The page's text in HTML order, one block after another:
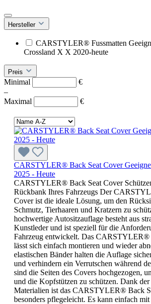
Hersteller
CARSTYLER® Fussmatten
Crossland X X 2020-heute
Preis
Minimal
€
–
Maximal
€
CARSTYLER® Back Seat Cover
2025 - Heute
CARSTYLER® Back Seat Cover
Rückbank Ihres Fahrzeugs Der
Cover ist die ideale Lösung, um den
Schmutz, Tierhaaren und Kratzern zu
hochwertige Autositzauflage besteht aus
Kunstleder und ist speziell für die
Fahrzeug entwickelt. Das CARSTYLER®
lässt sich einfach montieren und wieder
elastischen Bänder halten die Auflage
und verhindern ein Verrutschen während
sind die Seiten des Covers hochgezogen,
und die Kopfstützen zu schützen. Dank der
Materialien ist das CARSTYLER® Back
besonders pflegeleicht. Es kann einfach